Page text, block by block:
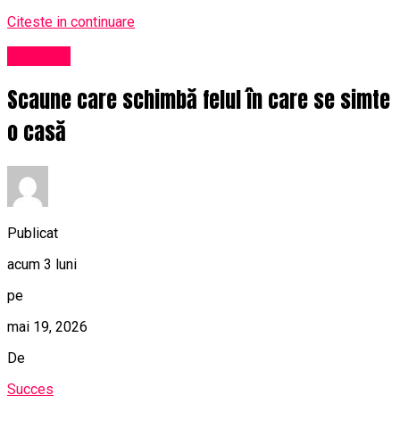
Citeste in continuare
Scaune care schimbă felul în care se simte
o casă
Publicat
acum 3 luni
pe
mai 19, 2026
De
Succes